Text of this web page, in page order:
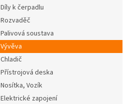
Díly k čerpadlu
Rozvaděč
Palivová soustava
Vývěva
Chladič
Přístrojová deska
Nosítka, Vozík
Elektrické zapojení